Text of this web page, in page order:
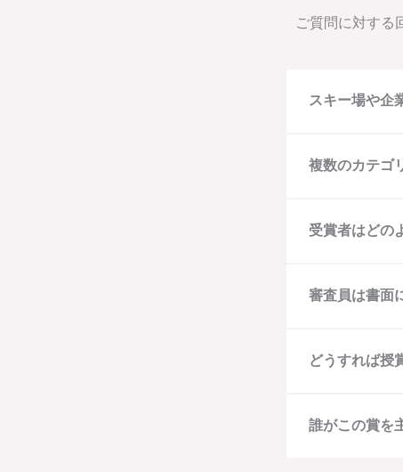
ご質問に対する
スキー場や企
複数のカテゴ
受賞者はどの
審査員は書面
どうすれば授
誰がこの賞を